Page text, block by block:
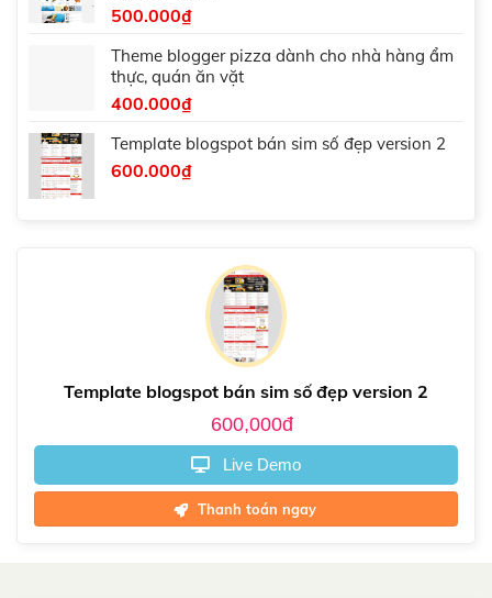
500.000₫
Theme blogger pizza dành cho nhà hàng ẩm
thực, quán ăn vặt
400.000₫
Template blogspot bán sim số đẹp version 2
600.000₫
Template blogspot bán sim số đẹp version 2
600,000đ
Live Demo
Thanh toán ngay